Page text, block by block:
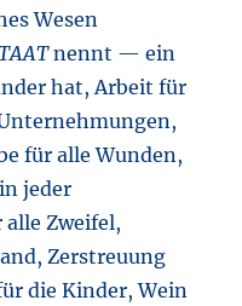
Wesen
nennt — ein
hat, Arbeit für
für alle Wunden,
jeder
Zweifel,
Zerstreuung
die Kinder, Wein